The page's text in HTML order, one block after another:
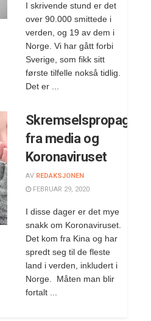
I skrivende stund er det
over 90.000 smittede i
verden, og 19 av dem i
Norge. Vi har gått forbi
Sverige, som fikk sitt
første tilfelle nokså tidlig.
Det er ...
Skremselspropaganda
fra media og
Koronaviruset
AV REDAKSJONEN
FEBRUAR 29, 2020
I disse dager er det mye
snakk om Koronaviruset.
Det kom fra Kina og har
spredt seg til de fleste
land i verden, inkludert i
Norge. Måten man blir
fortalt ...